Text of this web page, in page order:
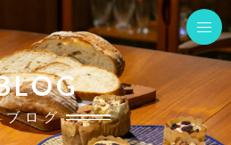
ブログ